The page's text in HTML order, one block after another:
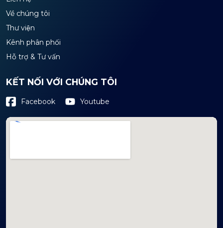
Về chúng tôi
Thư viện
Kênh phân phối
Hỗ trợ & Tư vấn
KẾT NỐI VỚI CHÚNG TÔI
Facebook Youtube